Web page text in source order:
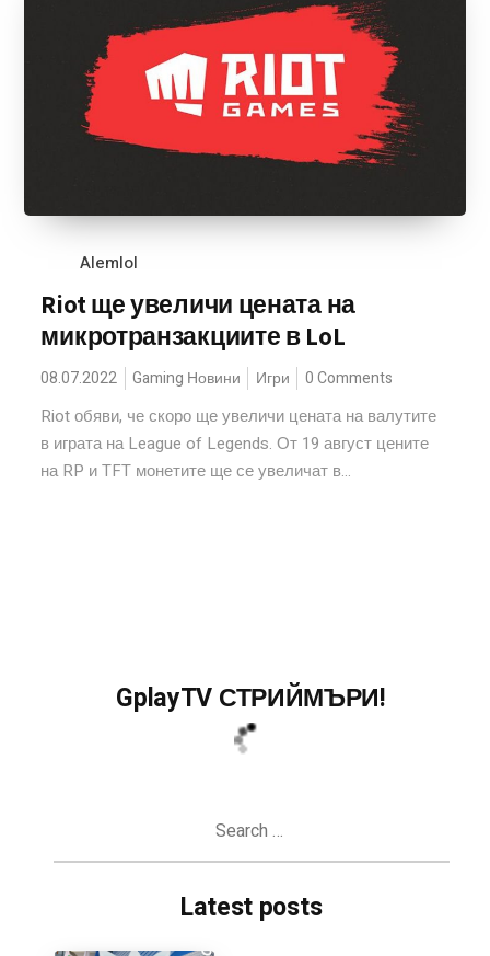
Alemlol
Riot ще увеличи цената на
микротранзакциите в LoL
08.07.2022 Gaming Новини Игри 0 Comments
Riot обяви, че скоро ще увеличи цената на валутите
в играта на League of Legends. От 19 август цените
на RP и TFT монетите ще се увеличат в...
GplayTV СТРИЙМЪРИ!
Latest posts